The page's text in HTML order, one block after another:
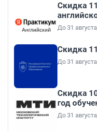
Скидка
До 31
Скидка
До 31
Скидка
год
До 31